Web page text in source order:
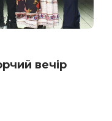
вечір